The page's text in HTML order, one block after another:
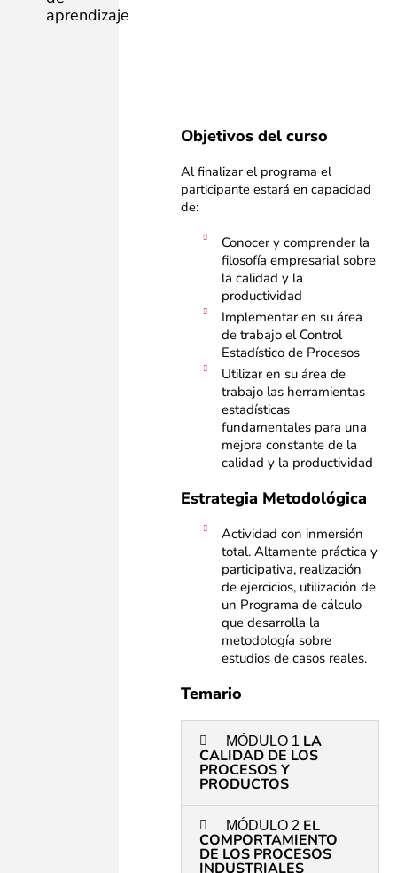
aprendizaje
Objetivos del curso
Al finalizar el programa el
participante estará en capacidad
de:
Conocer y comprender la
filosofía empresarial sobre
la calidad y la
productividad
Implementar en su área
de trabajo el Control
Estadístico de Procesos
Utilizar en su área de
trabajo las herramientas
estadísticas
fundamentales para una
mejora constante de la
calidad y la productividad
Estrategia Metodológica
Actividad con inmersión
total. Altamente práctica y
participativa, realización
de ejercicios, utilización de
un Programa de cálculo
que desarrolla la
metodología sobre
estudios de casos reales.
Temario
MÓDULO 1 LA
CALIDAD DE LOS
PROCESOS Y
PRODUCTOS
MÓDULO 2 EL
COMPORTAMIENTO
DE LOS PROCESOS
INDUSTRIALES